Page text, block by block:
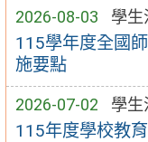
2026-08-03 學生
115學年度全國
施要點
2026-07-02 學生
115年度學校教